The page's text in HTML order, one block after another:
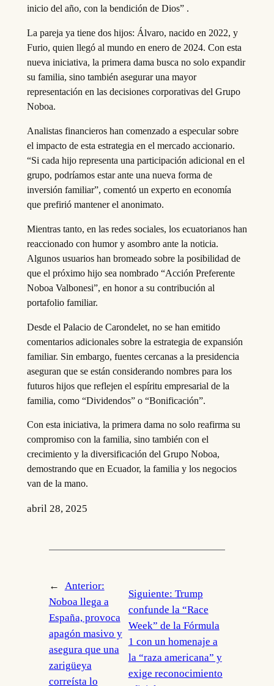
inicio del año, con la bendición de Dios” .
La pareja ya tiene dos hijos: Álvaro, nacido en 2022, y
Furio, quien llegó al mundo en enero de 2024. Con esta
nueva iniciativa, la primera dama busca no solo expandir
su familia, sino también asegurar una mayor
representación en las decisiones corporativas del Grupo
Noboa.
Analistas financieros han comenzado a especular sobre
el impacto de esta estrategia en el mercado accionario.
“Si cada hijo representa una participación adicional en el
grupo, podríamos estar ante una nueva forma de
inversión familiar”, comentó un experto en economía
que prefirió mantener el anonimato.
Mientras tanto, en las redes sociales, los ecuatorianos han
reaccionado con humor y asombro ante la noticia.
Algunos usuarios han bromeado sobre la posibilidad de
que el próximo hijo sea nombrado “Acción Preferente
Noboa Valbonesi”, en honor a su contribución al
portafolio familiar.
Desde el Palacio de Carondelet, no se han emitido
comentarios adicionales sobre la estrategia de expansión
familiar. Sin embargo, fuentes cercanas a la presidencia
aseguran que se están considerando nombres para los
futuros hijos que reflejen el espíritu empresarial de la
familia, como “Dividendos” o “Bonificación”.
Con esta iniciativa, la primera dama no solo reafirma su
compromiso con la familia, sino también con el
crecimiento y la diversificación del Grupo Noboa,
demostrando que en Ecuador, la familia y los negocios
van de la mano.
abril 28, 2025
←
Anterior:
Noboa llega a
España, provoca
apagón masivo y
asegura que una
zarigüeya
correísta lo
Siguiente: Trump
confunde la “Race
Week” de la Fórmula
1 con un homenaje a
la “raza americana” y
exige reconocimiento